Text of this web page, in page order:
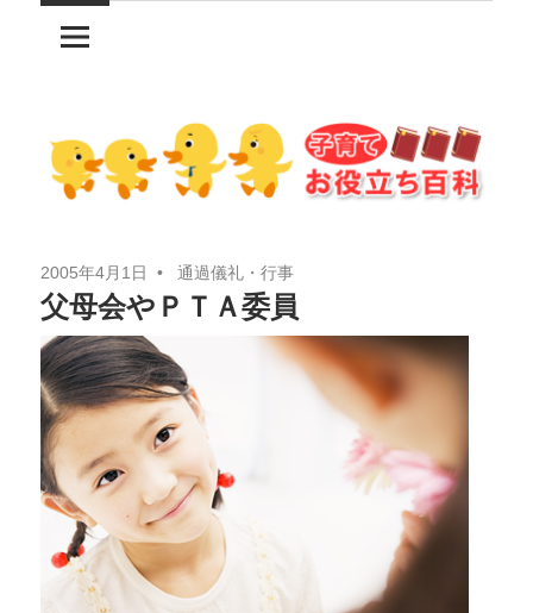
ツ
へ
ッ
プ
2005年4月1日 通過儀礼・行事
父母会やＰＴＡ委員